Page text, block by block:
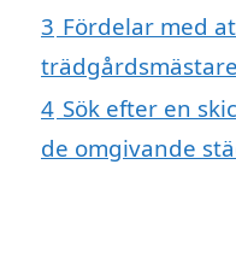
3 Fördelar med
4 Sök efter en
de omgivande